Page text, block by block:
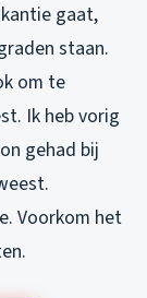
gaat,
staan.
om te
Ik heb vorig
gehad bij
Voorkom het